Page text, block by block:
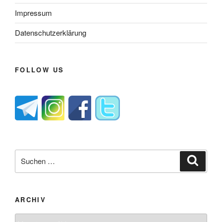
Impressum
Datenschutzerklärung
FOLLOW US
nach:
ARCHIV